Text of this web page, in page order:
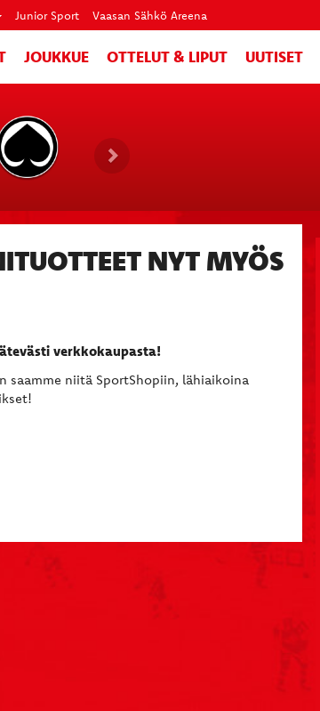
Junior Sport Vaasan Sähkö Areena
JOUKKUE OTTELUT & LIPUT UUTISET
NYT MYÖS
verkkokaupasta!
saamme niitä SportShopiin, lähiaikoina